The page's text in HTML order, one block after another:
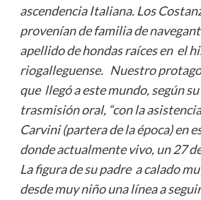
ascendencia Italiana. Los
provenían de familia de
apellido de hondas raíces en el
riogalleguense. Nuestro
que llegó a este mundo, según
trasmisión oral, “con la
Carvini (partera de la época) en
donde actualmente vivo, un 27
La figura de su padre a calado
desde muy niño una línea a